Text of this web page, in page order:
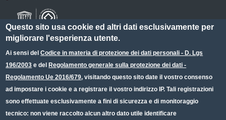
Small prints
Useful links section
Redazione web
Privacy
Questo sito usa cookie ed altri dati esclusivamente per
migliorare l'esperienza utente.
Ai sensi delCodice in materia di protezione dei dati personali - D. Lgs
196/2003 e del Regolamento generale sulla protezione dei dati -
Regolamento Ue 2016/679, visitando questo sito date il vostro consenso
ad impostare i cookie e a registrare il vostro indirizzo IP. Tali registrazioni
sono effettuate esclusivamente a fini di sicurezza e di monitoraggio
tecnico: non viene raccolto alcun altro dato utile identificare